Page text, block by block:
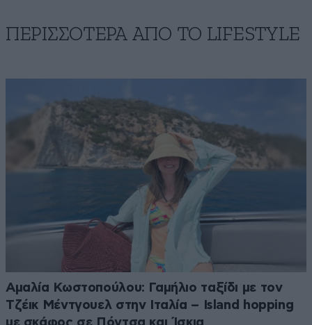
ΠΕΡΙΣΣΟΤΕΡΑ ΑΠΟ ΤΟ LIFESTYLE
Αμαλία Κωστοπούλου: Γαμήλιο ταξίδι με τον
Τζέικ Μέντγουελ στην Ιταλία – Island hopping
με σκάφος σε Πόντσα και Ίσκια